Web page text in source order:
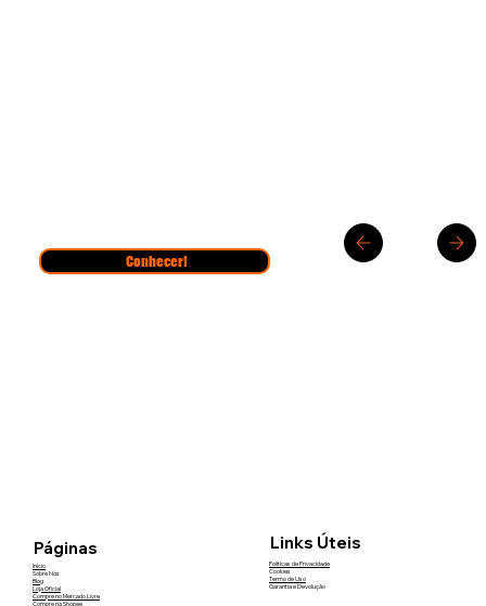
Conhecer!
Páginas
Início
Sobre Nós
Blog
Loja Oficial
Compre no Mercado Livre
Compre na Shopee
Links Úteis
Políticas de Privacidade
Cookies
Termo de Uso
Garantia e Devolução